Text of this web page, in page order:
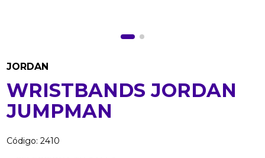
JORDAN
WRISTBANDS JORDAN
JUMPMAN
Código:2410